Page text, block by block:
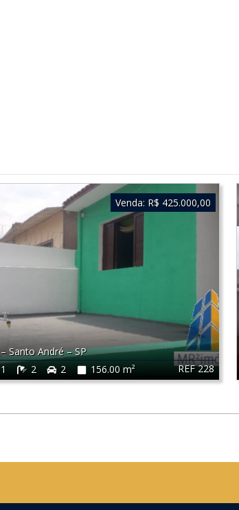
REF 228
–Santo André–SP
1 2 2 156.00 m²
Venda: R$ 425.000,00